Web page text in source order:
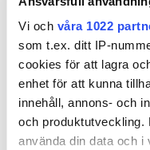
Vi och våra 1022
som t.ex. ditt IP-
cookies för att lagra
enhet för att kunna
innehåll, annons- och
och produktutveckling.
använda din data och i
BARN & UNGA
FORSKNING HVB
MISSBRUK NPF
REPORTAGE
SKYDD & STÖD SUICID
UTBILDNING VUXNA